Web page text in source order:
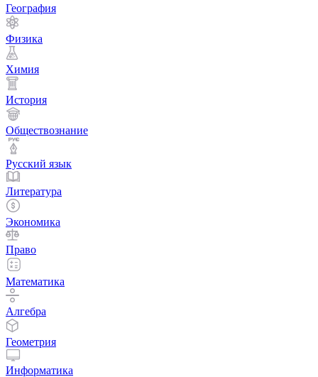
География
Физика
Химия
История
Обществознание
Русский язык
Литература
Экономика
Право
Математика
Алгебра
Геометрия
Информатика